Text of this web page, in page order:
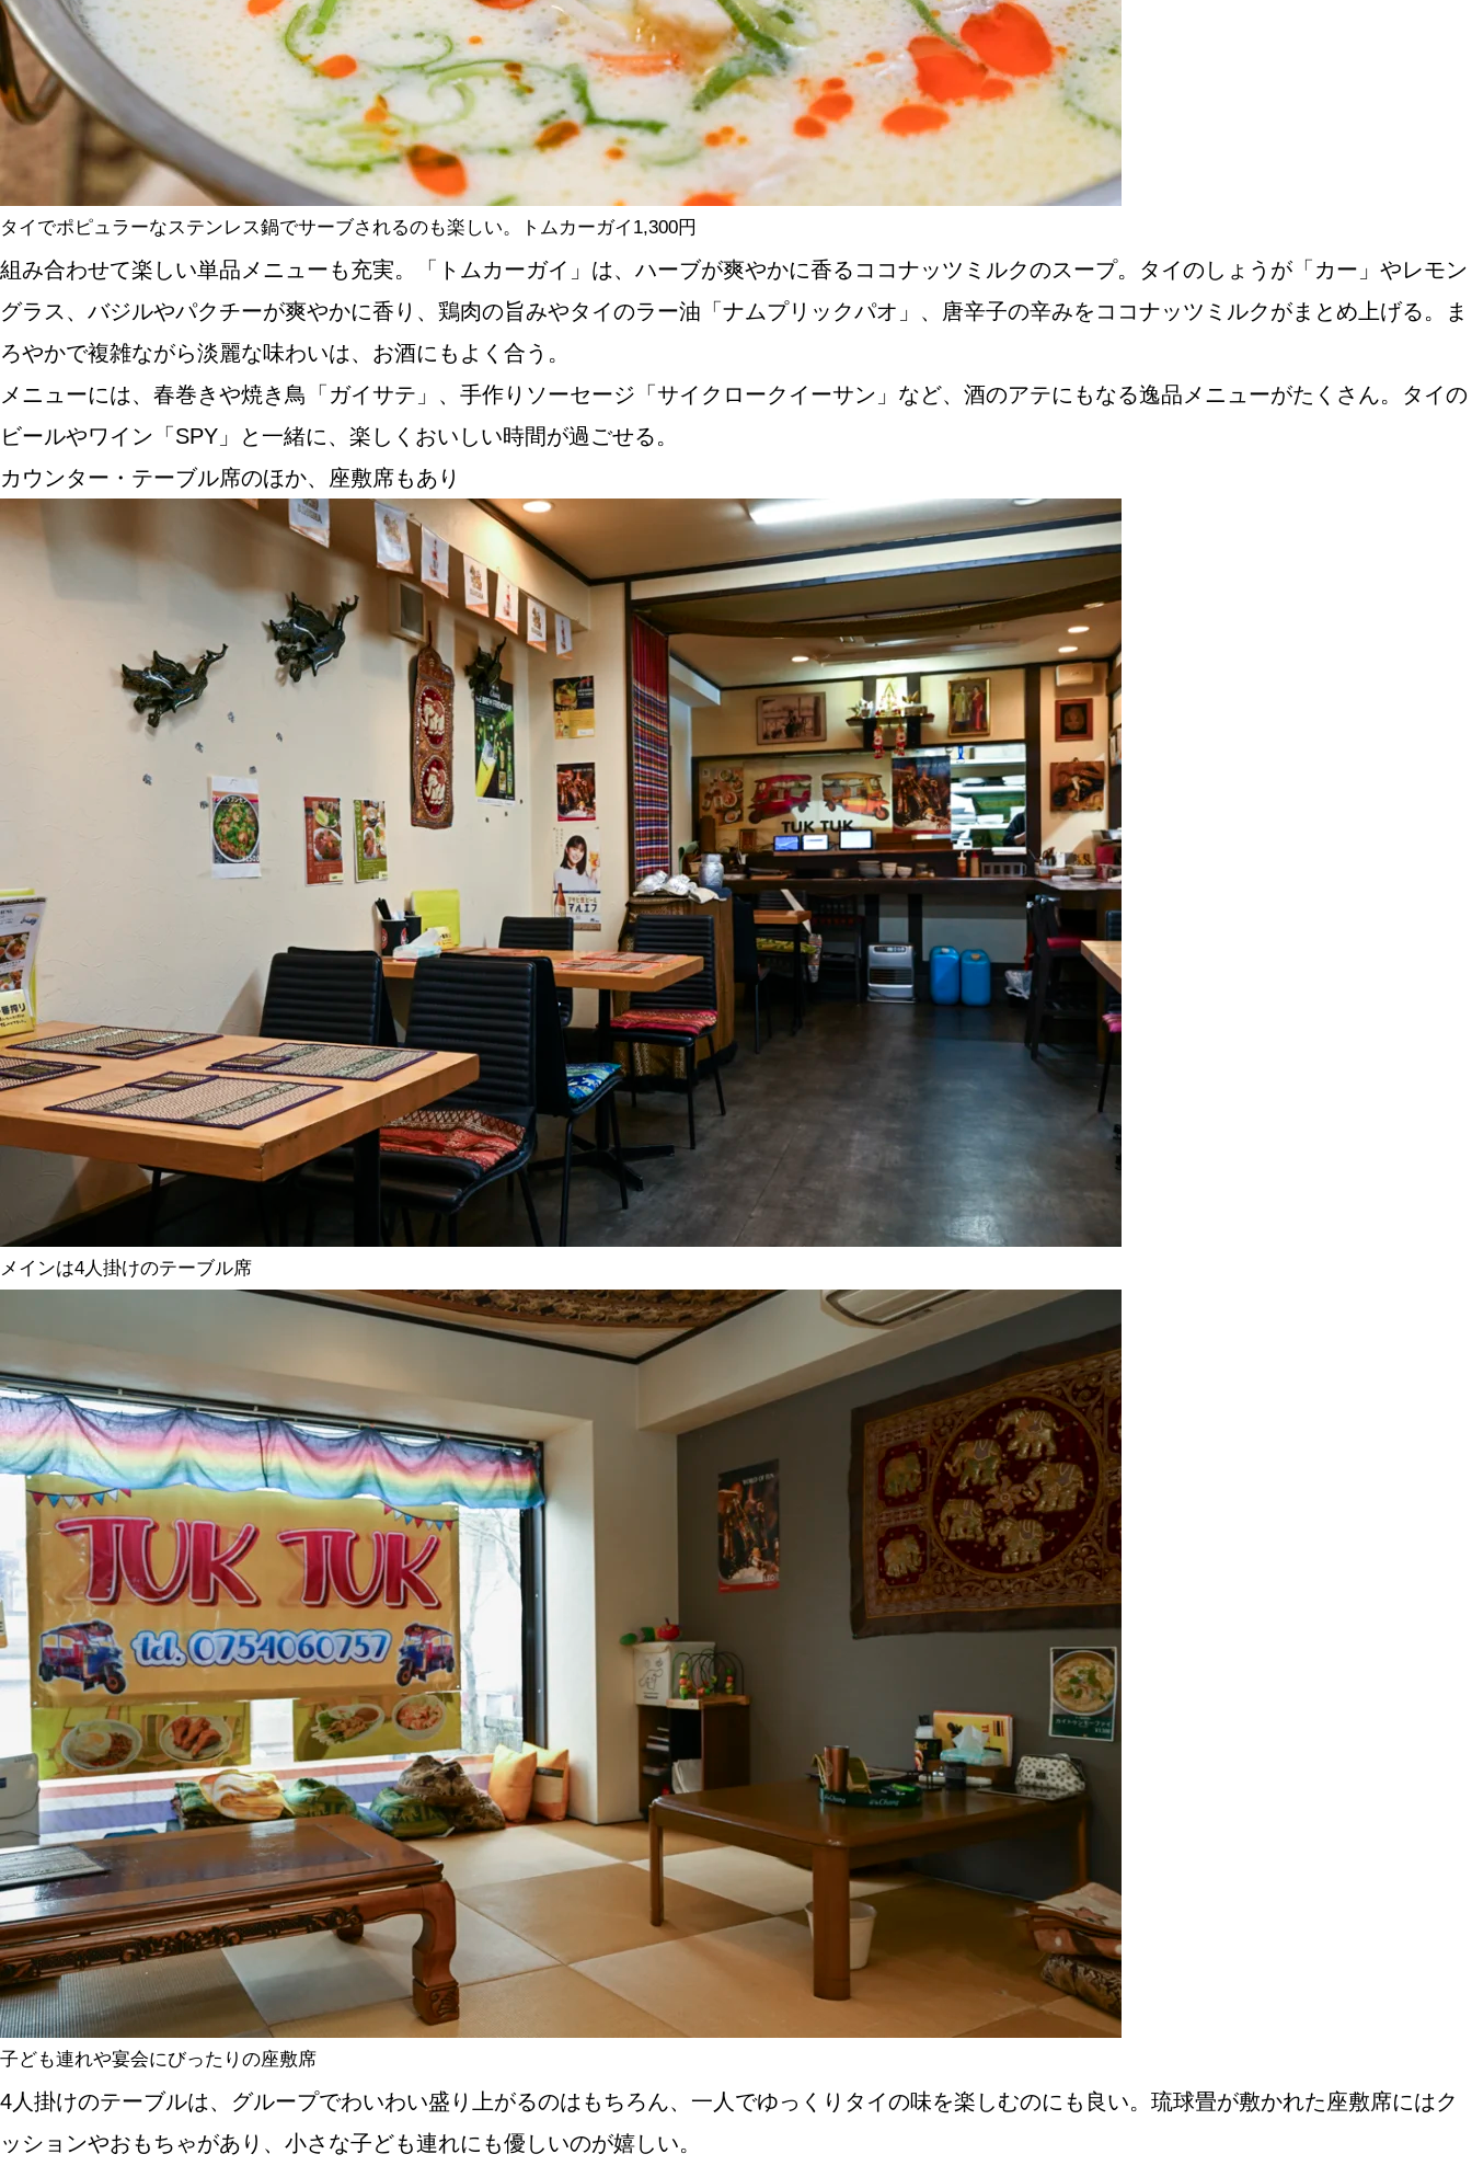
タイでポピュラーなステンレス鍋でサーブされるのも楽しい。トムカーガイ1,300円
組み合わせて楽しい単品メニューも充実。「トムカーガイ」は、ハーブが爽やかに香るココナッツミルクのスープ。タイのしょうが「カー」やレモン
グラス、バジルやパクチーが爽やかに香り、鶏肉の旨みやタイのラー油「ナムプリックパオ」、唐辛子の辛みをココナッツミルクがまとめ上げる。ま
ろやかで複雑ながら淡麗な味わいは、お酒にもよく合う。
メニューには、春巻きや焼き鳥「ガイサテ」、手作りソーセージ「サイクロークイーサン」など、酒のアテにもなる逸品メニューがたくさん。タイの
ビールやワイン「SPY」と一緒に、楽しくおいしい時間が過ごせる。
カウンター・テーブル席のほか、座敷席もあり
メインは4人掛けのテーブル席
子ども連れや宴会にびったりの座敷席
4人掛けのテーブルは、グループでわいわい盛り上がるのはもちろん、一人でゆっくりタイの味を楽しむのにも良い。琉球畳が敷かれた座敷席にはク
ッションやおもちゃがあり、小さな子ども連れにも優しいのが嬉しい。